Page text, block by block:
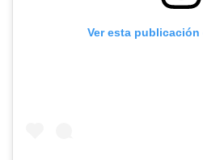
Ver esta publicación